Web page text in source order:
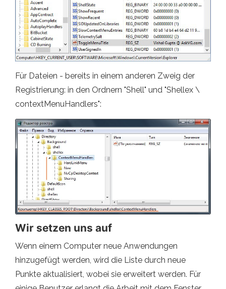
Für Dateien - bereits in einem anderen Zweig der
Registrierung: in den Ordnern "Shell" und "Shellex \
contextMenuHandlers":
Wir setzen uns auf
Wenn einem Computer neue Anwendungen
hinzugefügt werden, wird die Liste durch neue
Punkte aktualisiert, wobei sie erweitert werden. Für